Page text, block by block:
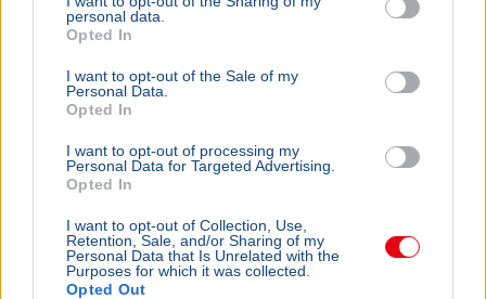
personal data.
Opted In
I want to opt-out of the Sale of my
Personal Data.
Opted In
I want to opt-out of processing my
Personal Data for Targeted Advertising.
Opted In
I want to opt-out of Collection, Use,
Retention, Sale, and/or Sharing of my
Personal Data that Is Unrelated with the
Purposes for which it was collected.
Opted Out
Ukrajna NATO
Valerij Zaluzsnij, Ukrajna londoni nagykövete szerint az
ország soha nem fog csatlakozni a NATO-hoz, helyette
más katonai szövetségeket javasol.
Politika